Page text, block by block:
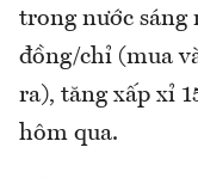
trong nước sáng
đồng/chỉ (mua
ra), tăng xấp xỉ
hôm qua.